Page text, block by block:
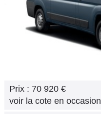
Services
Forum
Prix : 70 920 €
voir la cote en occasion